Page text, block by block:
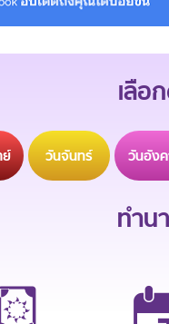
เลือ
ย์ วันจันทร์ วันอังค
ทำน